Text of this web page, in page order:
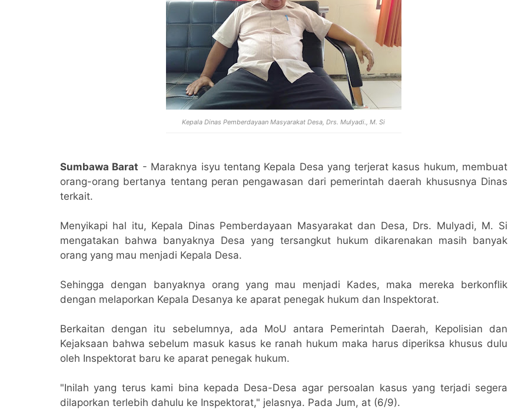
Kepala Dinas Pemberdayaan Masyarakat Desa, Drs. Mulyadi., M. Si
Sumbawa Barat - Maraknya isyu tentang Kepala Desa yang terjerat kasus hukum, membuat
orang-orang bertanya tentang peran pengawasan dari pemerintah daerah khususnya Dinas
terkait.
Menyikapi hal itu, Kepala Dinas Pemberdayaan Masyarakat dan Desa, Drs. Mulyadi, M. Si
mengatakan bahwa banyaknya Desa yang tersangkut hukum dikarenakan masih banyak
orang yang mau menjadi Kepala Desa.
Sehingga dengan banyaknya orang yang mau menjadi Kades, maka mereka berkonflik
dengan melaporkan Kepala Desanya ke aparat penegak hukum dan Inspektorat.
Berkaitan dengan itu sebelumnya, ada MoU antara Pemerintah Daerah, Kepolisian dan
Kejaksaan bahwa sebelum masuk kasus ke ranah hukum maka harus diperiksa khusus dulu
oleh Inspektorat baru ke aparat penegak hukum.
"Inilah yang terus kami bina kepada Desa-Desa agar persoalan kasus yang terjadi segera
dilaporkan terlebih dahulu ke Inspektorat," jelasnya. Pada Jum, at (6/9).